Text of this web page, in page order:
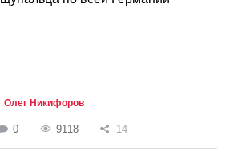
Олег Никифоров
0 9118 14